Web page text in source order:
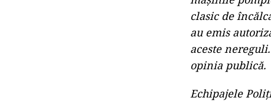
clasic de
au emis
aceste
opinia publică.
Echipajele